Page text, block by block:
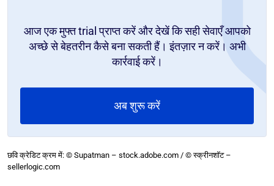
आज एक मुफ्त trial प्राप्त करें और देखें कि सही सेवाएँ आपको
अच्छे से बेहतरीन कैसे बना सकती हैं। इंतज़ार न करें। अभी
कार्रवाई करें।
अब शुरू करें
छवि क्रेडिट क्रम में: © Supatman – stock.adobe.com / © स्क्रीनशॉट –
sellerlogic.com